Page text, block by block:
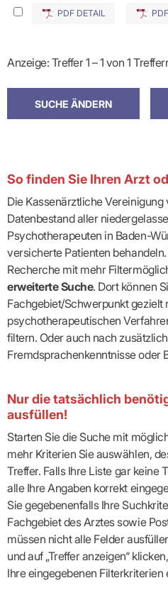
PDF DETAIL
Anzeige: Treffer 1 – 1 von 1
So finden Sie Ihren Arzt
Die Kassenärztliche
Datenbestand aller
Psychotherapeuten in Baden-
versicherte Patienten
Recherche mit mehr
erweiterte Suche. Dort können
Fachgebiet/Schwerpunkt gezielt
psychotherapeutischen
filtern. Oder auch nach
Fremdsprachenkenntnisse oder
Nur die tatsächlich
ausfüllen!
Starten Sie die Suche mit
mehr Kriterien Sie auswählen,
Treffer. Falls Ihre Liste gar keine
alle Ihre Angaben korrekt
Sie gegebenenfalls Ihre
Fachgebiet des Arztes sowie
müssen nicht alle Felder
und auf „Treffer anzeigen“
Ihre eingegebenen Filterkriterien